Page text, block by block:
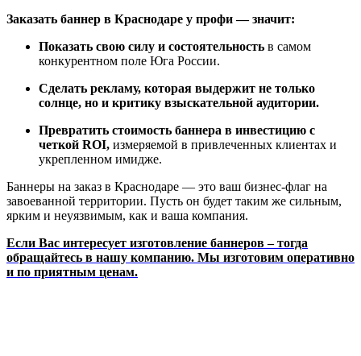
Заказать баннер в Краснодаре у профи — значит:
Показать свою силу и состоятельность в самом
конкурентном поле Юга России.
Сделать рекламу, которая выдержит не только
солнце, но и критику взыскательной аудитории.
Превратить стоимость баннера в инвестицию с
четкой ROI, измеряемой в привлеченных клиентах и
укрепленном имидже.
Баннеры на заказ в Краснодаре — это ваш бизнес-флаг на
завоеванной территории. Пусть он будет таким же сильным,
ярким и неуязвимым, как и ваша компания.
Если Вас интересует изготовление баннеров – тогда
обращайтесь в нашу компанию. Мы изготовим оперативно
и по приятным ценам.